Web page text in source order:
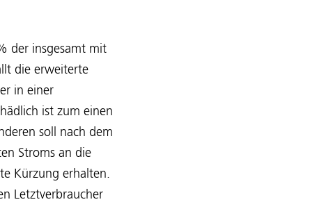
der insgesamt mit
die erweiterte
in einer
ist zum einen
soll nach dem
Stroms an die
Kürzung erhalten.
Letztverbraucher